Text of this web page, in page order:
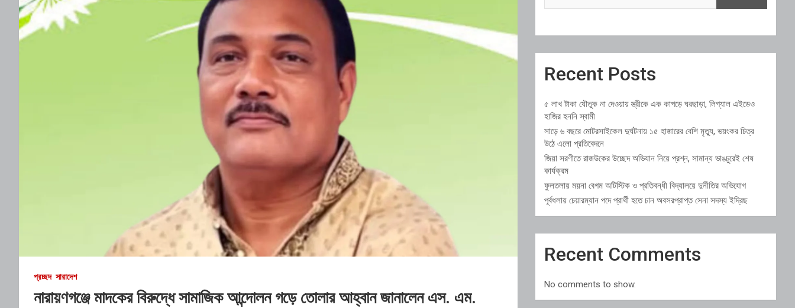
প্রচ্ছদ সারাদেশ
নারায়ণগঞ্জে মাদকের বিরুদ্ধে সামাজিক আন্দোলন গড়ে তোলার আহ্বান জানালেন এস. এম.
Recent Posts
৫ লাখ টাকা যৌতুক না দেওয়ায় স্ত্রীকে এক কাপড়ে ঘরছাড়া, লিগ্যাল এইডেও
হাজির হননি স্বামী
সাড়ে ৬ বছরে মোটরসাইকেল দুর্ঘটনায় ১৫ হাজারের বেশি মৃত্যু, ভয়ংকর চিত্র
উঠে এলো প্রতিবেদনে
জিয়া সরণীতে রাজউকের উচ্ছেদ অভিযান নিয়ে প্রশ্ন, সামান্য ভাঙচুরেই শেষ
কার্যক্রম
ফুলতলায় ময়না বেগম অটিস্টিক ও প্রতিবন্ধী বিদ্যালয়ে দুর্নীতির অভিযোগ
পূর্বধলায় চেয়ারম্যান পদে প্রার্থী হতে চান অবসরপ্রাপ্ত সেনা সদস্য ইদ্রিছ
Recent Comments
No comments to show.